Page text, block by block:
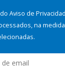
Aviso de
na